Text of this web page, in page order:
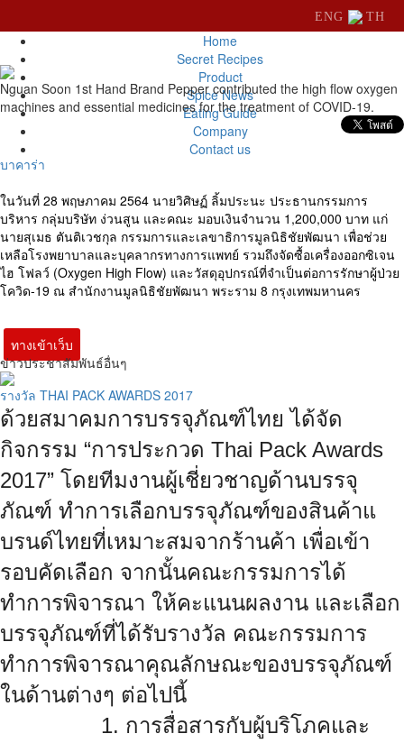
ENG TH
Home
Secret Recipes
Product
Spice News
Eating Guide
Company
Contact us
Nguan Soon 1st Hand Brand Pepper contributed the high flow oxygen
machines and essential medicines for the treatment of COVID-19.
บาคาร่า
ในวันที่ 28 พฤษภาคม 2564 นายวิศิษฏ์ ลิ้มประนะ ประธานกรรมการ
บริหาร กลุ่มบริษัท ง่วนสูน และคณะ มอบเงินจำนวน 1,200,000 บาท แก่
นายสุเมธ ตันติเวชกุล กรรมการและเลขาธิการมูลนิธิชัยพัฒนา เพื่อช่วย
เหลือโรงพยาบาลและบุคลากรทางการแพทย์ รวมถึงจัดซื้อเครื่องออกซิเจน
ไฮ โฟลว์ (Oxygen High Flow) และวัสดุอุปกรณ์ที่จำเป็นต่อการรักษาผู้ป่วย
โควิด-19 ณ สำนักงานมูลนิธิชัยพัฒนา พระราม 8 กรุงเทพมหานคร
ทางเข้าเว็บ
ข่าวประชาสัมพันธ์อื่นๆ
รางวัล THAI PACK AWARDS 2017
ด้วยสมาคมการบรรจุภัณฑ์ไทย ได้จัด
กิจกรรม “การประกวด Thai Pack Awards
2017” โดยทีมงานผู้เชี่ยวชาญด้านบรรจุ
ภัณฑ์ ทำการเลือกบรรจุภัณฑ์ของสินค้าแ
บรนด์ไทยที่เหมาะสมจากร้านค้า เพื่อเข้า
รอบคัดเลือก จากนั้นคณะกรรมการได้
ทำการพิจารณา ให้คะแนนผลงาน และเลือก
บรรจุภัณฑ์ที่ได้รับรางวัล คณะกรรมการ
ทำการพิจารณาคุณลักษณะของบรรจุภัณฑ์
ในด้านต่างๆ ต่อไปนี้
1. การสื่อสารกับผู้บริโภคและ